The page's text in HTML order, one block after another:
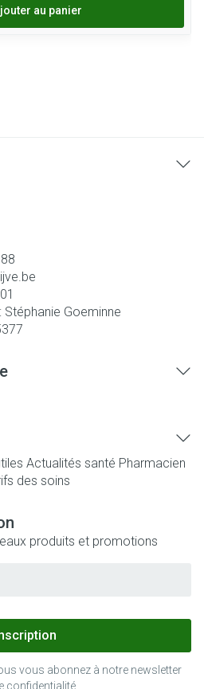
au panier
Stéphanie Goeminne
Actualités santé Pharmacien
des soins
produits et promotions
vous abonnez à notre newsletter
confidentialité